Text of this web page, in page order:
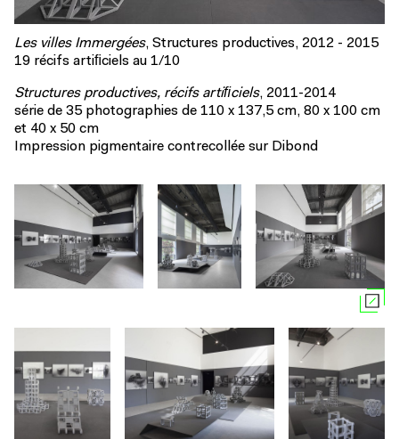
Les villes Immergées, Structures productives, 2012 - 2015
19 récifs artiﬁciels au 1/10
Structures productives, récifs artiﬁciels, 2011-2014
série de 35 photographies de 110 x 137,5 cm, 80 x 100 cm
et 40 x 50 cm
Impression pigmentaire contrecollée sur Dibond